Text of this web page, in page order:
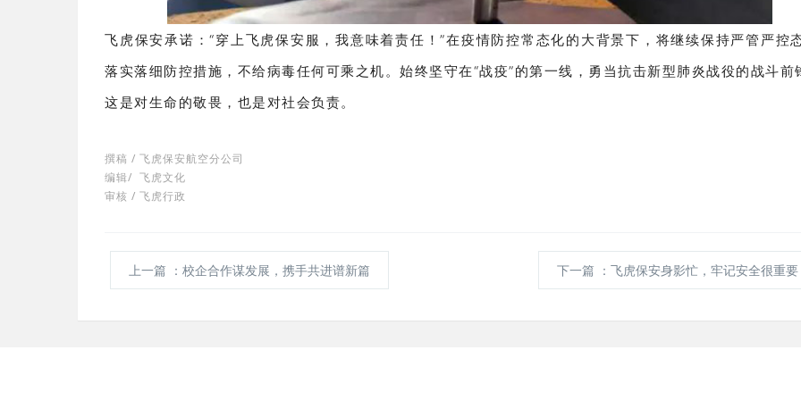
飞虎保安承诺：“穿上飞虎保安服，我意味着责任！”在疫情防控常态化的大背景下，将继续保持严管严控
落实落细防控措施，不给病毒任何可乘之机。始终坚守在“战疫”的第一线，勇当抗击新型肺炎战役的战斗前
这是对生命的敬畏，也是对社会负责。
撰稿 / 飞虎保安航空分公司
编辑/ 飞虎文化
审核 / 飞虎行政
上一篇 ：校企合作谋发展，携手共进谱新篇 下一篇 ：飞虎保安身影忙，牢记安全很重要